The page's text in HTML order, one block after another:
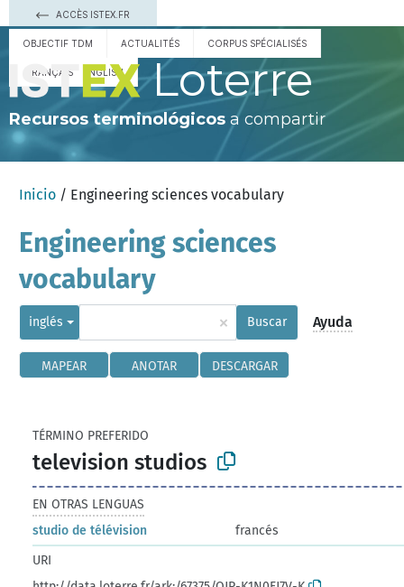
ACCÈS ISTEX.FR
OBJECTIF TDM ACTUALITÉS CORPUS SPÉCIALISÉS
FRANÇAIS ENGLISH Loterre
Recursos terminológicos a compartir
Inicio / Engineering sciences vocabulary
Engineering sciences
vocabulary
inglés × Buscar Ayuda
MAPEAR ANOTAR DESCARGAR
TÉRMINO PREFERIDO
television studios
EN OTRAS LENGUAS
studio de télévision
francés
URI